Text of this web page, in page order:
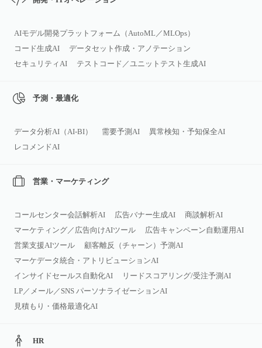
AIモデル開発プラットフォーム（AutoML／MLOps）
コード生成AI
データセット作成・アノテーション
セキュリティAI
テストコード／ユニットテスト生成AI
予測・最適化
データ分析AI（AI‑BI） 需要予測AI
異常検知・予知保全AI
レコメンドAI
営業・マーケティング
コールセンター会話解析AI 広告バナー生成AI
商談解析AI
マーケティング／広告向けAIツール
広告キャンペーン自動運用AI
営業支援AIツール
顧客離反（チャーン）予測AI
マーケデータ統合・アトリビューションAI
インサイドセールス自動化AI
リードスコアリング/受注予測AI
LP／メール／SNS パーソナライゼーションAI
見積もり・価格最適化AI
HR